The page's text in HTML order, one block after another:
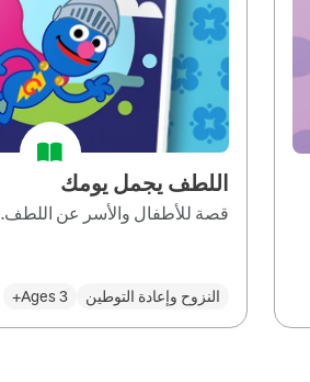
اللطف يجمل يومك
قصة للأطفال والأسر عن اللطف.
النزوح وإعادة التوطين Ages 3+